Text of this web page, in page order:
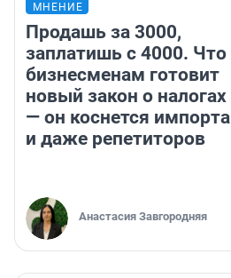
МНЕНИЕ
Продашь за 3000,
заплатишь с 4000. Что
бизнесменам готовит
новый закон о налогах
— он коснется импорта
и даже репетиторов
Анастасия Завгородняя